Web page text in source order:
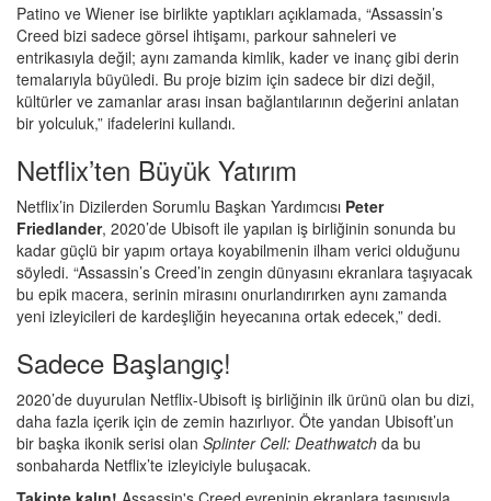
Patino ve Wiener ise birlikte yaptıkları açıklamada, “Assassin’s
Creed bizi sadece görsel ihtişamı, parkour sahneleri ve
entrikasıyla değil; aynı zamanda kimlik, kader ve inanç gibi derin
temalarıyla büyüledi. Bu proje bizim için sadece bir dizi değil,
kültürler ve zamanlar arası insan bağlantılarının değerini anlatan
bir yolculuk,” ifadelerini kullandı.
Netflix’ten Büyük Yatırım
Netflix’in Dizilerden Sorumlu Başkan Yardımcısı Peter
Friedlander, 2020’de Ubisoft ile yapılan iş birliğinin sonunda bu
kadar güçlü bir yapım ortaya koyabilmenin ilham verici olduğunu
söyledi. “Assassin’s Creed’in zengin dünyasını ekranlara taşıyacak
bu epik macera, serinin mirasını onurlandırırken aynı zamanda
yeni izleyicileri de kardeşliğin heyecanına ortak edecek,” dedi.
Sadece Başlangıç!
2020’de duyurulan Netflix-Ubisoft iş birliğinin ilk ürünü olan bu dizi,
daha fazla içerik için de zemin hazırlıyor. Öte yandan Ubisoft’un
bir başka ikonik serisi olan Splinter Cell: Deathwatch da bu
sonbaharda Netflix’te izleyiciyle buluşacak.